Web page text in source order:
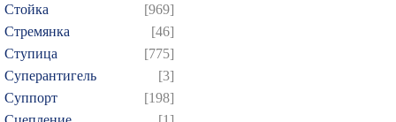
Стойка
[969]
Стремянка
[46]
Ступица
[775]
Суперантигель
[3]
Суппорт
[198]